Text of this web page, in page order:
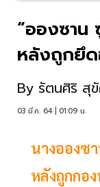
“อองซาน
หลังถูกยึด
By รัตนศิริ สุ
03 มี.ค. 64 | 01:09 น.
นางอองซ
หลังถูกกอ